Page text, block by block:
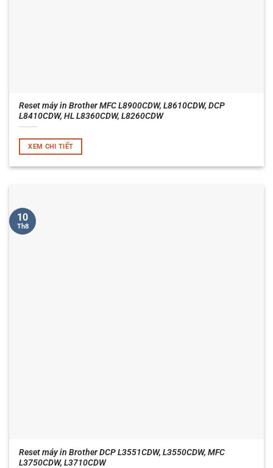
Reset máy in Brother MFC L8900CDW, L8610CDW, DCP
L8410CDW, HL L8360CDW, L8260CDW
XEM CHI TIẾT
Reset máy in Brother DCP L3551CDW, L3550CDW, MFC
L3750CDW, L3710CDW
10
Th8